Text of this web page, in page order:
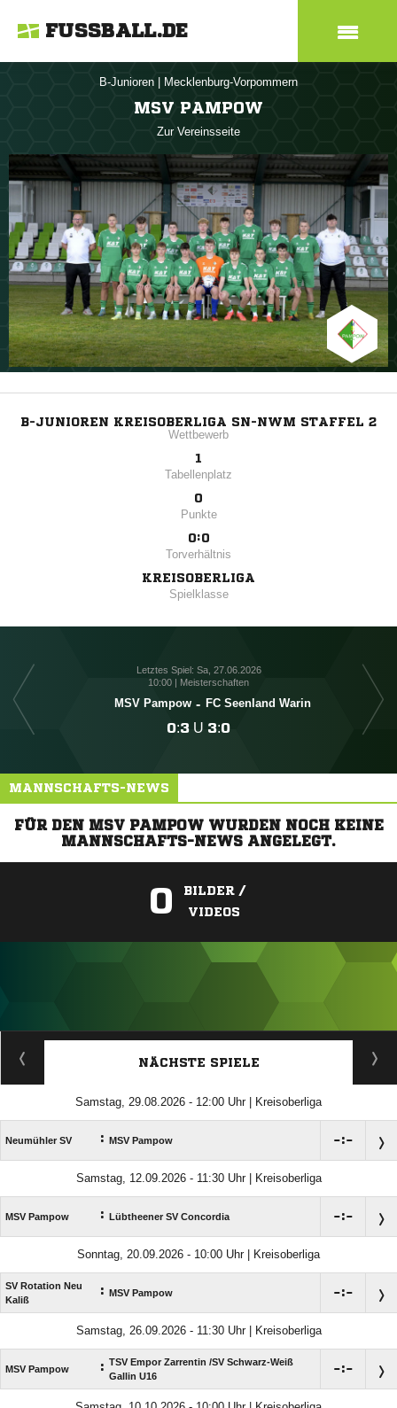
FUSSBALL.DE
B-Junioren Mecklenburg-Vorpommern
MSV PAMPOW
Zur Vereinsseite
B-JUNIOREN KREISOBERLIGA SN-NWM STAFFEL 2
Wettbewerb
1
Tabellenplatz
0
Punkte
0:0
Torverhältnis
KREISOBERLIGA
Spielklasse
Letztes Spiel: Sa, 27.06.2026
10:00 | Meisterschaften
MSV Pampow - FC Seenland Warin
: U :
MANNSCHAFTS-NEWS
FÜR DEN MSV PAMPOW WURDEN NOCH KEINE
MANNSCHAFTS-NEWS ANGELEGT.
0
BILDER /
VIDEOS
ANZEIGE
NÄCHSTE SPIELE
Samstag, 29.08.2026 - 12:00 Uhr | Kreisoberliga
Neumühler SV : MSV Pampow :
Samstag, 12.09.2026 - 11:30 Uhr | Kreisoberliga
MSV Pampow : Lübtheener SV Concordia :
Sonntag, 20.09.2026 - 10:00 Uhr | Kreisoberliga
SV Rotation Neu
Kaliß
: MSV Pampow :
Samstag, 26.09.2026 - 11:30 Uhr | Kreisoberliga
MSV Pampow : TSV Empor Zarrentin /​SV Schwarz-Weiß
Gallin U16
: